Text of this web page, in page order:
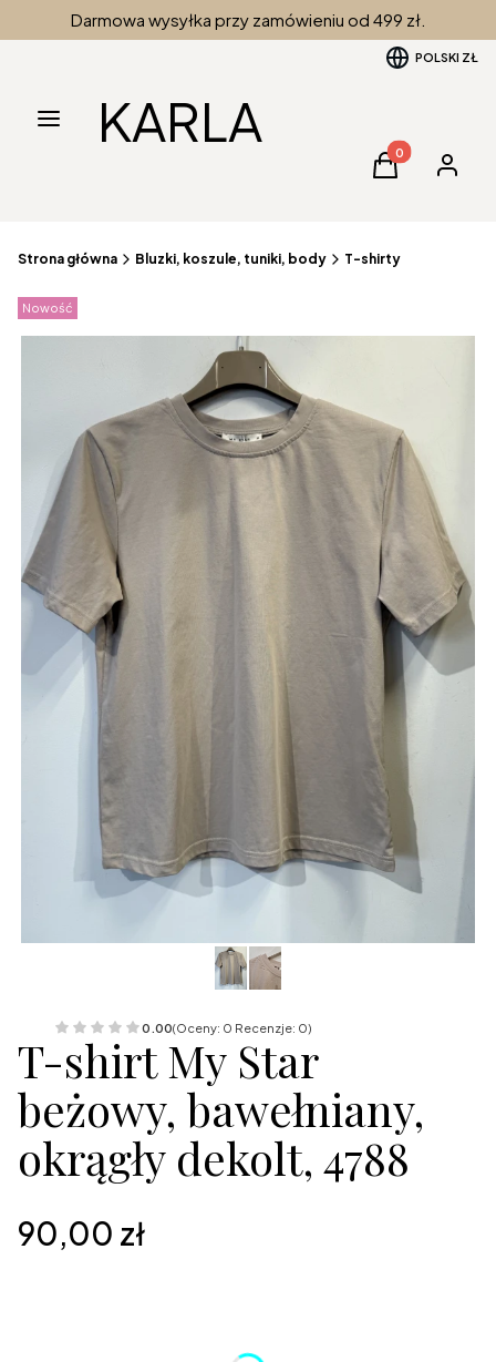
Darmowa wysyłka przy zamówieniu od 499 zł.
POLSKI ZŁ
Menu KARLA
Produkty w
Koszyk Zaloguj
Strona główna Bluzki, koszule, tuniki, body T-shirty
Etykiety produktu
Nowość
0.00(Oceny: 0 Recenzje: 0)
T-shirt My Star
beżowy, bawełniany,
okrągły dekolt, 4788
Cena
90,00 zł